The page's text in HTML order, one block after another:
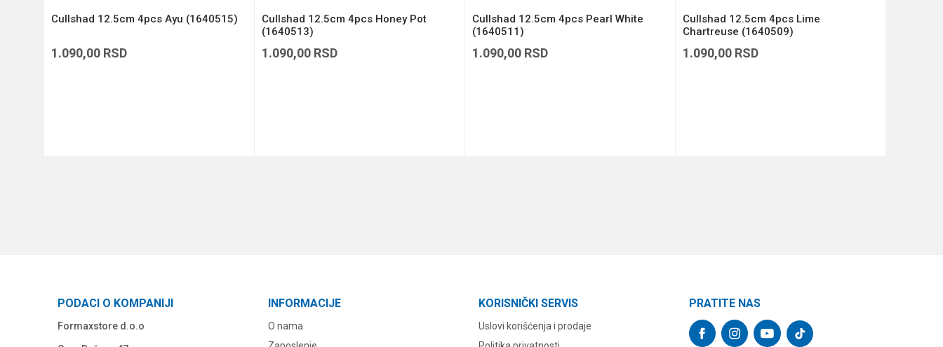
Cullshad 12.5cm 4pcs Ayu (1640515)
1.090,00 RSD
Cullshad 12.5cm 4pcs Honey Pot
(1640513)
1.090,00 RSD
Cullshad 12.5cm 4pcs Pearl White
(1640511)
1.090,00 RSD
Cullshad 12.5cm 4pcs Lime
Chartreuse (1640509)
1.090,00 RSD
PODACI O KOMPANIJI
Formaxstore d.o.o
INFORMACIJE
O nama
KORISNIČKI SERVIS
Uslovi korišćenja i prodaje
PRATITE NAS